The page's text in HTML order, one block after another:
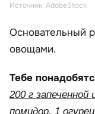
Источник: AdobeStock
Основательный
овощами.
Тебе
200 г
помидор, 1